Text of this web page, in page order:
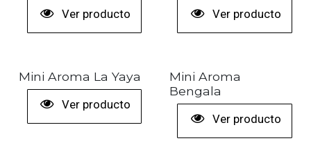
Ver producto Ver producto
NUEVO
Mini Aroma La Yaya
Ver producto
Mini Aroma
Bengala
Ver producto